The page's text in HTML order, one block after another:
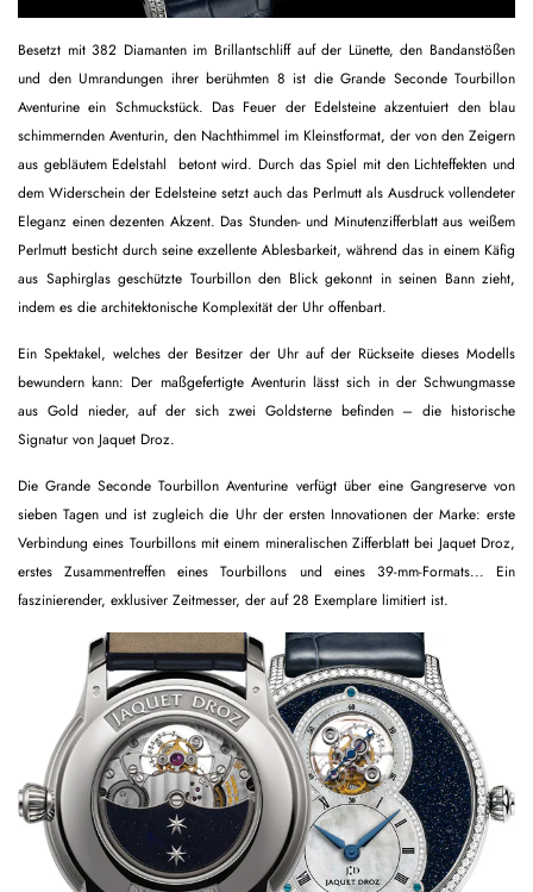
Besetzt mit 382 Diamanten im Brillantschliff auf der Lünette, den Bandanstößen
und den Umrandungen ihrer berühmten 8 ist die Grande Seconde Tourbillon
Aventurine ein Schmuckstück. Das Feuer der Edelsteine akzentuiert den blau
schimmernden Aventurin, den Nachthimmel im Kleinstformat, der von den Zeigern
aus gebläutem Edelstahl betont wird. Durch das Spiel mit den Lichteffekten und
dem Widerschein der Edelsteine setzt auch das Perlmutt als Ausdruck vollendeter
Eleganz einen dezenten Akzent. Das Stunden- und Minutenzifferblatt aus weißem
Perlmutt besticht durch seine exzellente Ablesbarkeit, während das in einem Käfig
aus Saphirglas geschützte Tourbillon den Blick gekonnt in seinen Bann zieht,
indem es die architektonische Komplexität der Uhr offenbart.
Ein Spektakel, welches der Besitzer der Uhr auf der Rückseite dieses Modells
bewundern kann: Der maßgefertigte Aventurin lässt sich in der Schwungmasse
aus Gold nieder, auf der sich zwei Goldsterne befinden – die historische
Signatur von Jaquet Droz.
Die Grande Seconde Tourbillon Aventurine verfügt über eine Gangreserve von
sieben Tagen und ist zugleich die Uhr der ersten Innovationen der Marke: erste
Verbindung eines Tourbillons mit einem mineralischen Zifferblatt bei Jaquet Droz,
erstes Zusammentreffen eines Tourbillons und eines 39-mm-Formats... Ein
faszinierender, exklusiver Zeitmesser, der auf 28 Exemplare limitiert ist.